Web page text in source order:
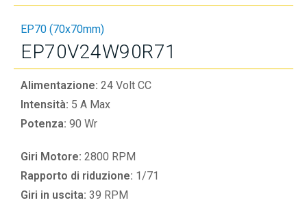
EP70 (70x70mm)
EP70V24W90R71
Alimentazione: 24 Volt CC
Intensità: 5 A Max
Potenza: 90 Wr
Giri Motore: 2800 RPM
Rapporto di riduzione: 1/71
Giri in uscita: 39 RPM